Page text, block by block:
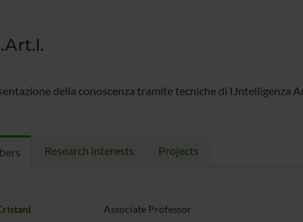
della conoscenza tramite tecniche di IJntelligenza
Research interests Projects
Associate Professor